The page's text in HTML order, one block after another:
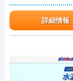
詳細情報